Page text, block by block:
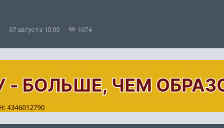
07 августа 15:00 1074